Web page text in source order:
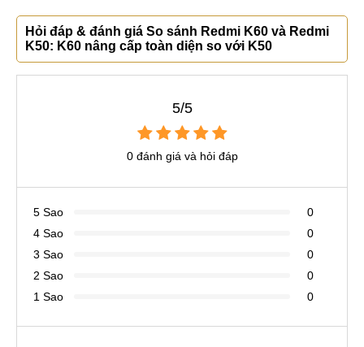
Hỏi đáp & đánh giá So sánh Redmi K60 và Redmi
K50: K60 nâng cấp toàn diện so với K50
5/5
0 đánh giá và hỏi đáp
5 Sao
0
4 Sao
0
3 Sao
0
2 Sao
0
1 Sao
0